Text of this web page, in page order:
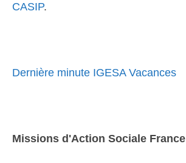
CASIP.
Dernière minute IGESA Vacances
Missions d'Action Sociale France